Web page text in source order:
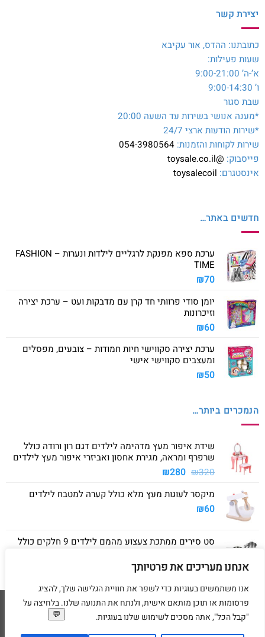
אנחנו מעריכים את פרטיותך
אנו משתמשים בעוגיות כדי לשפר את חוויית הגלישה שלך, להציג
פרסומות או תוכן מותאם אישית, ולנתח את התנועה שלנו. בלחיצה על
"קבל הכל", אתה מסכים לשימוש שלנו בעוגיות.
יצירת קשר
כתובתנו: ההדס, אור עקיבא
שעות פעילות:
א’-ה’ 9:00-21:00
ו’ 9:00-14:30
שבת סגור
*מענה אנושי בשירות עד השעה 20:00
*שירות הודעות ארצי 24/7
שירות לקוחות והזמנות: 054-3980564
פייסבוק: @toysale.co.il
אינסטגרם: toysalecoil
חדשים באתר…
ערכת ספא מפנקת לרגליים לילדות ונערות – FASHION
TIME
₪70
יומן סודי פרוותי חד קרן עם מדבקות ועט – ערכת יצירה
וזיכרונות
₪60
ערכת יצירה סקווישי חיות חמודות – צובעים, מפסלים
ומעצבים סקווישי אישי
₪50
הנמכרים ביותר…
שידת איפור מעץ מדהימה לילדים דגם רון ורודה כולל
שרפרף ומראה, מגירת אחסון ואביזרי איפור מעץ לילדים
₪320
המחיר
היה:
₪280 המחיר
הוא:
מיקסר לעוגות מעץ מלא כולל קערה למטבח לילדים
₪60
סט סירים ממתכת צעצוע מהמם לילדים 9 חלקים כולל
₪40
Visa
MasterCard
American
Express
Visa
דף הבית מדיניות משלוחים מדיניות החזרת מוצרים תקנון מדיניות פרטיות